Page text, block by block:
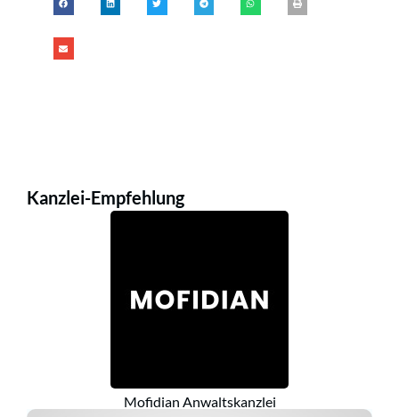
Kanzlei-Empfehlung
Mofidian Anwaltskanzlei